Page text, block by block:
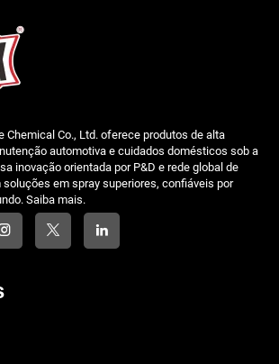
Chemical Co., Ltd. oferece produtos de alta
automotiva e cuidados domésticos sob a
inovação orientada por P&D e rede global de
em spray superiores, confiáveis por
Saiba mais.